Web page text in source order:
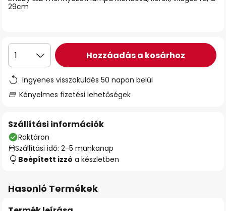
29cm
1 Hozzáadás a kosárhoz
Ingyenes visszaküldés 50 napon belül
Kényelmes fizetési lehetőségek
Szállítási információk
Raktáron
Szállítási idő: 2-5 munkanap
Beépített izzó a készletben
Hasonló Termékek